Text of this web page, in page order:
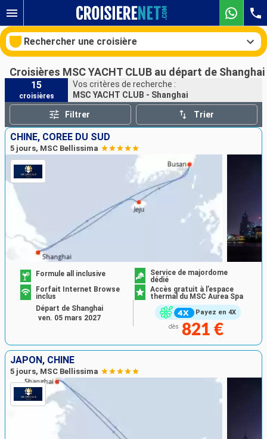
Rechercher une croisière
Nos destinations
Mois de départ
Ports Compagnies
Rechercher
Croisières MSC YACHT CLUB au départ de Shanghai
15
croisières
Vos critères de recherche :
MSC YACHT CLUB - Shanghai
Filtrer Trier
CHINE, CORÉE DU SUD
5 jours, MSC Bellissima
Payez en 4X
Formule all inclusive
Service de majordome
dédié
Forfait Internet Browse
inclus
Accès gratuit à l’espace
thermal du MSC Aurea Spa
dès 821 €
Départ de Shanghai
ven. 05 mars 2027
JAPON, CHINE
5 jours, MSC Bellissima